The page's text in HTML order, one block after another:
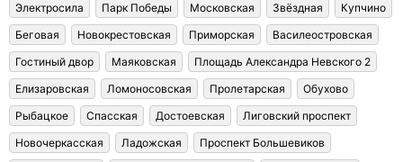
Электросила
Парк Победы Московская Звёздная
Купчино
Беговая
Новокрестовская Приморская
Василеостровская
Гостиный двор
Маяковская
Площадь Александра Невского 2
Елизаровская
Ломоносовская Пролетарская
Обухово
Рыбацкое
Спасская Достоевская
Лиговский проспект
Новочеркасская
Ладожская
Проспект Большевиков